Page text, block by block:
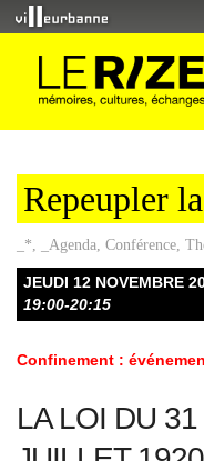
Repeupler
_*, _Agenda, Conférence,
JEUDI 12 NOVEMBRE
19:00-20:15
Confinement :
LA LOI DU 31